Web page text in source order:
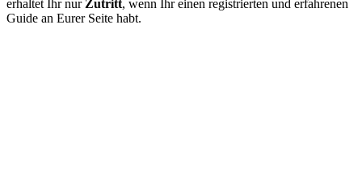
erhaltet Ihr nur Zutritt, wenn Ihr einen registrierten und erfahrenen
Guide an Eurer Seite habt.